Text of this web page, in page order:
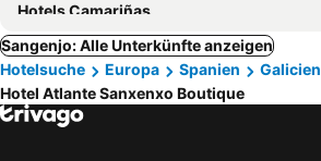
Hotels Camariñas
Sangenjo: Alle Unterkünfte anzeigen
Hotelsuche
Europa Spanien Galicien
Hotel Atlante Sanxenxo Boutique